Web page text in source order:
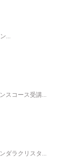
...
スコース受講...
ダラクリスタ...